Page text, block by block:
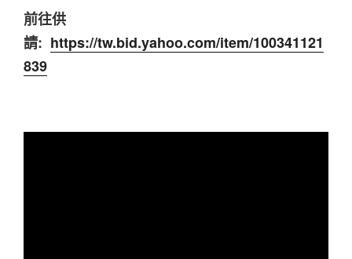
前往供
請: https://tw.bid.yahoo.com/item/100341121
839